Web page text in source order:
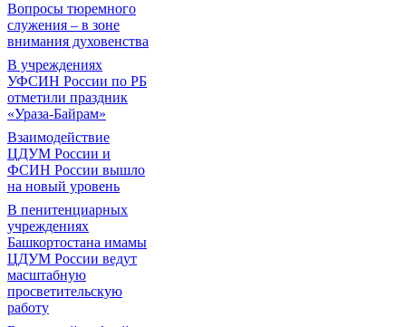
Вопросы тюремного
служения – в зоне
внимания духовенства
В учреждениях
УФСИН России по РБ
отметили праздник
«Ураза-Байрам»
Взаимодействие
ЦДУМ России и
ФСИН России вышло
на новый уровень
В пенитенциарных
учреждениях
Башкортостана имамы
ЦДУМ России ведут
масштабную
просветительскую
работу